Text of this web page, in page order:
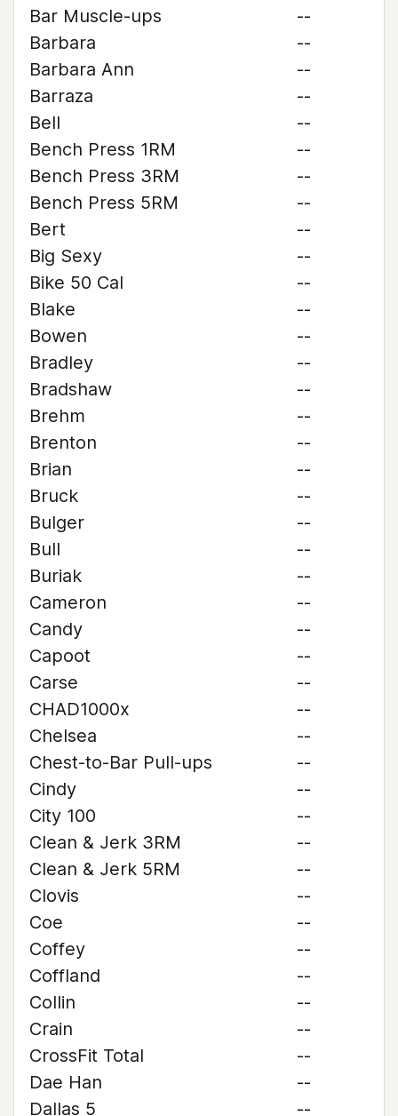
Bar Muscle-ups
--
Barbara
--
Barbara Ann
--
Barraza
--
Bell
--
Bench Press 1RM
--
Bench Press 3RM
--
Bench Press 5RM
--
Bert
--
Big Sexy
--
Bike 50 Cal
--
Blake
--
Bowen
--
Bradley
--
Bradshaw
--
Brehm
--
Brenton
--
Brian
--
Bruck
--
Bulger
--
Bull
--
Buriak
--
Cameron
--
Candy
--
Capoot
--
Carse
--
CHAD1000x
--
Chelsea
--
Chest-to-Bar Pull-ups
--
Cindy
--
City 100
--
Clean & Jerk 3RM
--
Clean & Jerk 5RM
--
Clovis
--
Coe
--
Coffey
--
Coffland
--
Collin
--
Crain
--
CrossFit Total
--
Dae Han
--
Dallas 5
--